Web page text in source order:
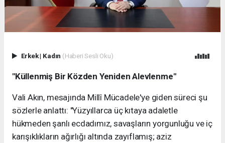
Erkek| Kadın (Haberi Sesli Oku)
"Küllenmiş Bir Közden Yeniden Alevlenme"
Vali Akın, mesajında Millî Mücadele'ye giden süreci şu
sözlerle anlattı: "Yüzyıllarca üç kıtaya adaletle
hükmeden şanlı ecdadımız, savaşların yorgunluğu ve iç
karışıklıkların ağırlığı altında zayıflamış; aziz